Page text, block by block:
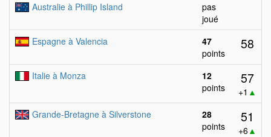
Australie à Phillip Island
pas
joué
Espagne à Valencia
47
points
58
Italie à Monza
12
points
57
+1 ▲
Grande-Bretagne à Silverstone
28
points
51
+6▲